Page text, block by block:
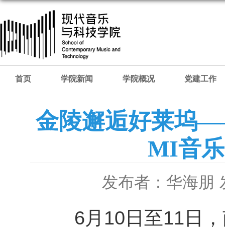
首页 学院新闻 学院概况 党建工作
金陵邂逅好莱坞
MI音
发布者：华海朋
6月10日至11日